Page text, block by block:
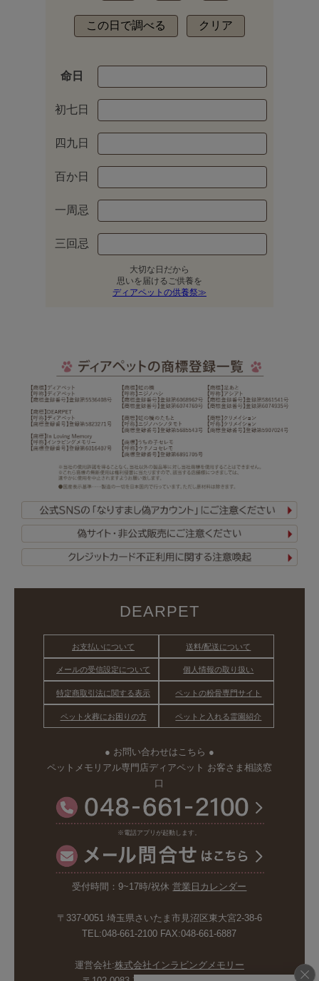
DEARPET
お支払いについて 送料/配送について
メールの受信設定について 個人情報の取り扱い
特定商取引法に関する表示 ペットの粉骨専門サイト
ペット火葬にお困りの方 ペットと入れる霊園紹介
● お問い合わせはこちら ●
ペットメモリアル専門店ディアペット お客さま相談窓
口
※電話アプリが起動します。
受付時間：9~17時/祝休営業日カレンダー
〒337-0051 埼玉県さいたま市見沼区東大宮2-38-6
TEL:048-661-2100 FAX:048-661-6887
運営会社:株式会社インラビングメモリー